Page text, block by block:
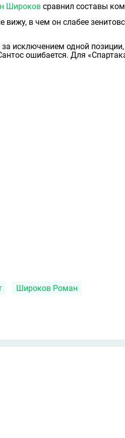
Широков сравнил составы
вижу, в чeм он слабее
исключением одной
ошибается. Для
Широков Роман